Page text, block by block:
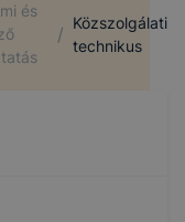
és
/
Közszolgálati
technikus